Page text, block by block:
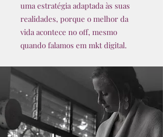
uma estratégia adaptada às suas
realidades, porque o melhor da
vida acontece no off, mesmo
quando falamos em mkt digital.